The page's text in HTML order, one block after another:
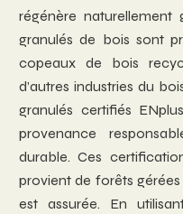
régénère naturellement
granulés de bois sont
copeaux de bois
d’autres industries du
granulés certifiés
provenance
durable. Ces
provient de forêts
est assurée. En